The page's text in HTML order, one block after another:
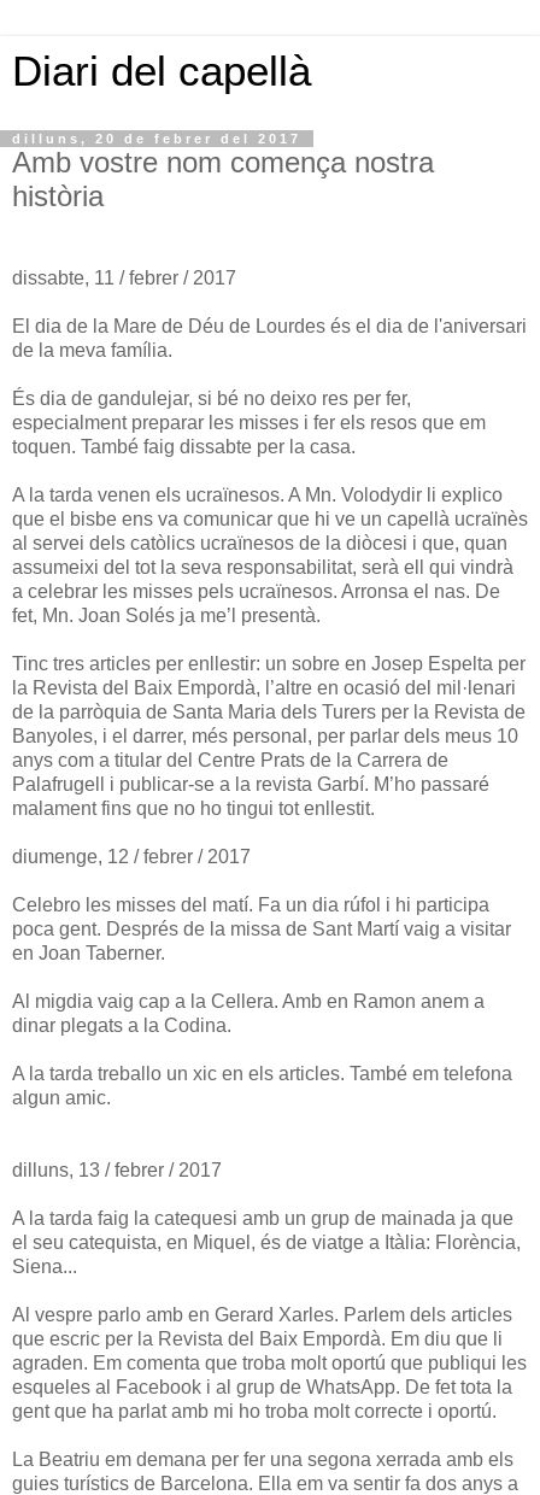
Diari del capellà
dilluns, 20 de febrer del 2017
Amb vostre nom comença nostra
història
dissabte, 11 / febrer / 2017
El dia de la Mare de Déu de Lourdes és el dia de l'aniversari
de la meva família.
És dia de gandulejar, si bé no deixo res per fer,
especialment preparar les misses i fer els resos que em
toquen. També faig dissabte per la casa.
A la tarda venen els ucraïnesos. A Mn. Volodydir li explico
que el bisbe ens va comunicar que hi ve un capellà ucraïnès
al servei dels catòlics ucraïnesos de la diòcesi i que, quan
assumeixi del tot la seva responsabilitat, serà ell qui vindrà
a celebrar les misses pels ucraïnesos. Arronsa el nas. De
fet, Mn. Joan Solés ja me’l presentà.
Tinc tres articles per enllestir: un sobre en Josep Espelta per
la Revista del Baix Empordà, l’altre en ocasió del mil·lenari
de la parròquia de Santa Maria dels Turers per la Revista de
Banyoles, i el darrer, més personal, per parlar dels meus 10
anys com a titular del Centre Prats de la Carrera de
Palafrugell i publicar-se a la revista Garbí. M’ho passaré
malament fins que no ho tingui tot enllestit.
diumenge, 12 / febrer / 2017
Celebro les misses del matí. Fa un dia rúfol i hi participa
poca gent. Després de la missa de Sant Martí vaig a visitar
en Joan Taberner.
Al migdia vaig cap a la Cellera. Amb en Ramon anem a
dinar plegats a la Codina.
A la tarda treballo un xic en els articles. També em telefona
algun amic.
dilluns, 13 / febrer / 2017
A la tarda faig la catequesi amb un grup de mainada ja que
el seu catequista, en Miquel, és de viatge a Itàlia: Florència,
Siena...
Al vespre parlo amb en Gerard Xarles. Parlem dels articles
que escric per la Revista del Baix Empordà. Em diu que li
agraden. Em comenta que troba molt oportú que publiqui les
esqueles al Facebook i al grup de WhatsApp. De fet tota la
gent que ha parlat amb mi ho troba molt correcte i oportú.
La Beatriu em demana per fer una segona xerrada amb els
guies turístics de Barcelona. Ella em va sentir fa dos anys a